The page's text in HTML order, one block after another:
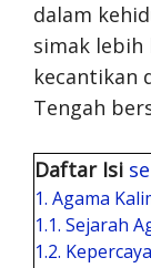
dalam
simak
kecantikan
Tengah
Daftar Isi
1. Agama
1.1. Sejarah
1.2.